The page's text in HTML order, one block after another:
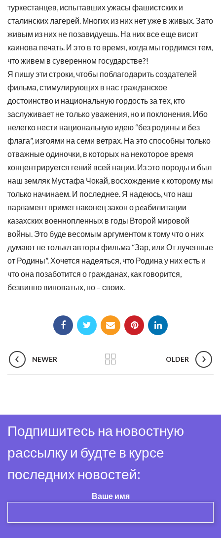
туркестанцев, испытавших ужасы фашистских и
сталинских лагерей. Многих из них нет уже в живых. Зато
живым из них не позавидуешь. На них все еще висит
каинова печать. И это в то время, когда мы гордимся тем,
что живем в суверенном государстве?!
Я пишу эти строки, чтобы поблагодарить создателей
фильма, стимулирующих в нас гражданское
достоинство и национальную гордость за тех, кто
заслуживает не только уважения, но и поклонения. Ибо
нелегко нести национальную идею “без родины и без
флага”, изгоями на семи ветрах. На это способны только
отважные одиночки, в которых на некоторое время
концентрируется гений всей нации. Из это породы и был
наш земляк Мустафа Чокай, восхождение к которому мы
только начинаем. И последнее. Я надеюсь, что наш
парламент примет наконец закон о peaбилитации
казахских военнопленных в годы Второй мировой
войны. Это буде весомым аргументом к тому что о них
думают не толькл авторы фильма “Зар, или От лученные
от Родины”. Хочется надеяться, что Родина у них есть и
что она позаботится о гражданах, как говорится,
безвинно виноватых, но – своих.
NEWER OLDER
Подпишитесь на новостную
рассылку и будте в курсе
последних новостей:
Ваше имя